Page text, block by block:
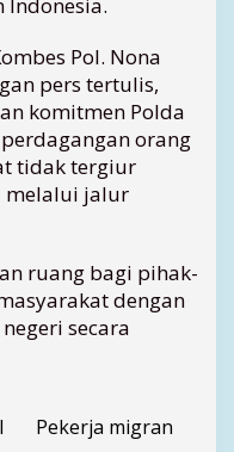
Pol. Nona
pers tertulis,
komitmen Polda
orang
tidak tergiur
melalui jalur
ruang bagi pihak-
dengan
secara
Pekerja migran